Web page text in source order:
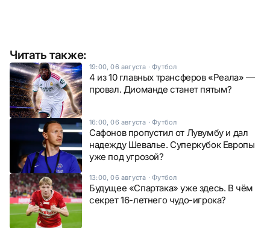
Читать также:
19:00, 06 августа ·Футбол
4 из 10 главных трансферов «Реала» —
провал. Диоманде станет пятым?
16:00, 06 августа ·Футбол
Сафонов пропустил от Лувумбу и дал
надежду Шевалье. Суперкубок Европы
уже под угрозой?
13:00, 06 августа ·Футбол
Будущее «Спартака» уже здесь. В чём
секрет 16-летнего чудо-игрока?